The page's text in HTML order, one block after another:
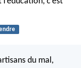
du mal,